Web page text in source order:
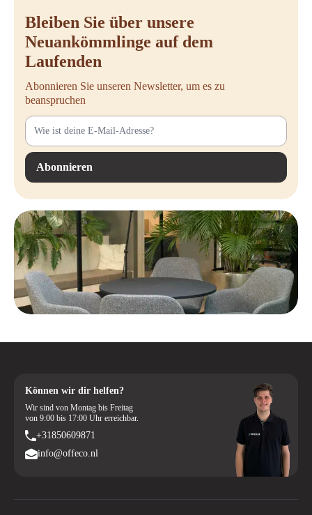
Bleiben Sie über unsere
Neuankömmlinge auf dem
Laufenden
Abonnieren Sie unseren Newsletter, um es zu
beanspruchen
Abonnieren
Können wir dir helfen?
Wir sind von Montag bis Freitag
von 9:00 bis 17:00 Uhr erreichbar.
+31850609871
info@offeco.nl